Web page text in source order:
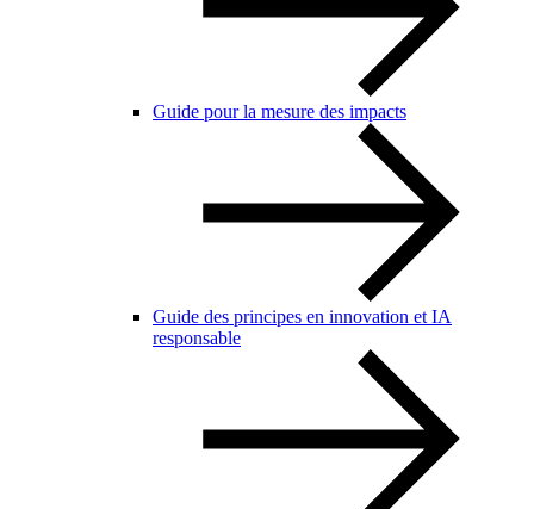
Guide pour la mesure des impacts
Guide des principes en innovation et IA
responsable